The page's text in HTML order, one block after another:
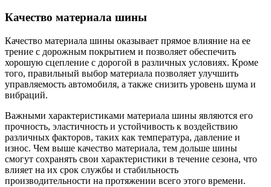
Качество материала шины
Качество материала шины оказывает прямое влияние на ее
трение с дорожным покрытием и позволяет обеспечить
хорошую сцепление с дорогой в различных условиях. Кроме
того, правильный выбор материала позволяет улучшить
управляемость автомобиля, а также снизить уровень шума и
вибраций.
Важными характеристиками материала шины являются его
прочность, эластичность и устойчивость к воздействию
различных факторов, таких как температура, давление и
износ. Чем выше качество материала, тем дольше шины
смогут сохранять свои характеристики в течение сезона, что
влияет на их срок службы и стабильность
производительности на протяжении всего этого времени.